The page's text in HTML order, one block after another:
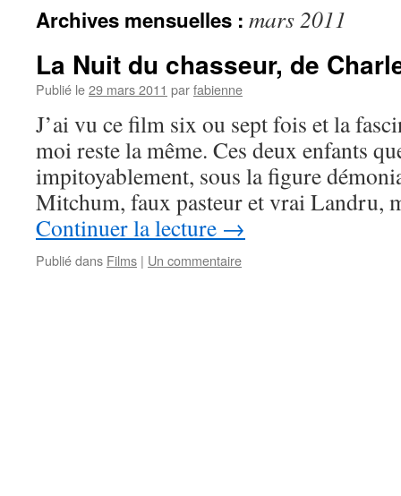
Archives mensuelles : mars 2011
La Nuit du chasseur, de
Publié le29 mars 2011 parfabienne
J’ai vu ce film six ou sept fois et la
moi reste la même. Ces deux enfants
impitoyablement, sous la figure
Mitchum, faux pasteur et vrai Landru,
Continuer la lecture →
Publié dans Films | Un commentaire